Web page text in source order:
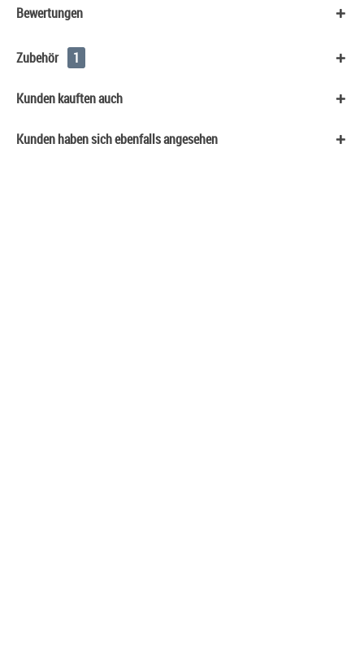
Bewertungen
Zubehör 1
Kunden kauften auch
Kunden haben sich ebenfalls angesehen